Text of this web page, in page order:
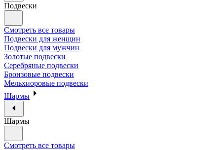
Подвески
Смотреть все товары
Подвески для женщин
Подвески для мужчин
Золотые подвески
Серебряные подвески
Бронзовые подвески
Мельхиоровые подвески
Шармы
Шармы
Смотреть все товары